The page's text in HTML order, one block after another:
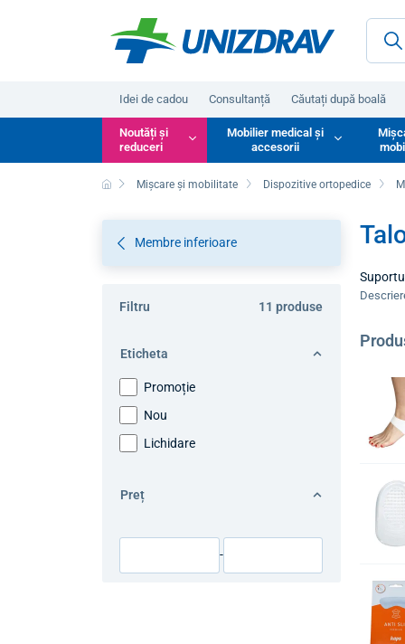
Idei de cadou Consultanță Căutați după boală
Noutăți și
reduceri
Mobilier medical și
accesorii
Mișcare și mobilitate Dispozitive ortopedice
Membre inferioare
Filtru 11 produse
Eticheta
Promoție
Nou
Lichidare
Preț
-